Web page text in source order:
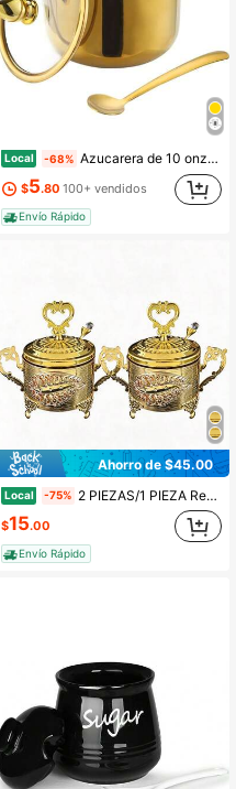
Local -68% Azucarera de 10 onzas con tapa y cuchara, recipiente de azúcar dorado con cuchara para barra de café, accesorios de cocina para condimentar azúcar, sal, granos de café
$5.80 100+ vendidos
Envío Rápido
Ahorro de $45.00
Local -75% 2 PIEZAS/1 PIEZA Recipientes de vidrio para condimentos, tazón de azúcar de vidrio con tapa y cuchara, frasco contenedor de azúcar, olla para condimentos, soporte para sal y pimienta para cocina, barra de café, restaurante
$15.00
Envío Rápido